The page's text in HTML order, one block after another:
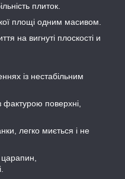
плиток.
площі одним масивом.
на вигнуті плоскості и
із нестабільним
фактурою поверхні,
легко миється і не
царапин,